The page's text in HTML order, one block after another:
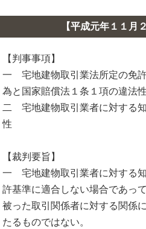
【平成元年１１月
【判事事項】
一 宅地建物取引業法所定の免
為と国家賠償法１条１項の違法性
二 宅地建物取引業者に対する
性
【裁判要旨】
一 宅地建物取引業者に対する
許基準に適合しない場合であっ
被った取引関係者に対する関係
たるものではない。